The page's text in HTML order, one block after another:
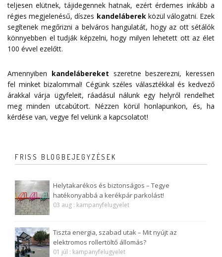
teljesen elütnek, tájidegennek hatnak, ezért érdemes inkább a
régies megjelenésű, díszes kandeláberekközül válogatni. Ezek
segítenek megőrizni a belváros hangulatát, hogy az ott sétálók
könnyebben el tudják képzelni, hogy milyen lehetett ott az élet
100 évvel ezelőtt.
Amennyiben kandelábereket szeretne beszerezni, keressen
fel minket bizalommal! Cégünk széles választékkal és kedvező
árakkal várja ügyfeleit, ráadásul nálunk egy helyről rendelhet
meg minden utcabútort. Nézzen körül honlapunkon, és, ha
kérdése van, vegye fel velünk a kapcsolatot!
FRISS BLOGBEJEGYZÉSEK
Helytakarékos és biztonságos – Tegye
hatékonyabbá a kerékpár parkolást!
03 aug : kampanyfelugyelet
Tiszta energia, szabad utak – Mit nyújt az
elektromos rollertöltő állomás?
01 júl : kampanyfelugyelet